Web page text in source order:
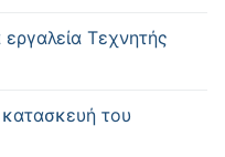
Τεχνητής
του